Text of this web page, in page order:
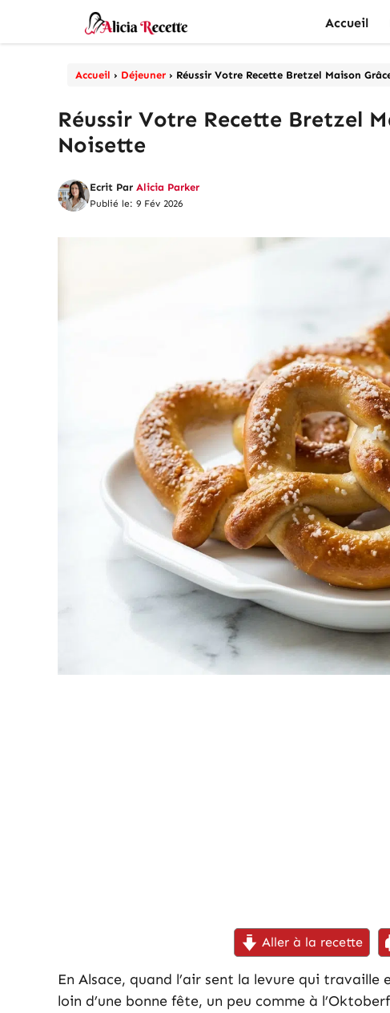
Accueil
Accueil › Déjeuner › Réussir Votre Recette Bretzel Maison
Réussir Votre Recette Bretzel
Noisette
Ecrit Par Alicia Parker
Publié le: 9 Fév 2026
Aller à la recette
En Alsace, quand l’air sent la levure qui
loin d’une bonne fête, un peu comme à